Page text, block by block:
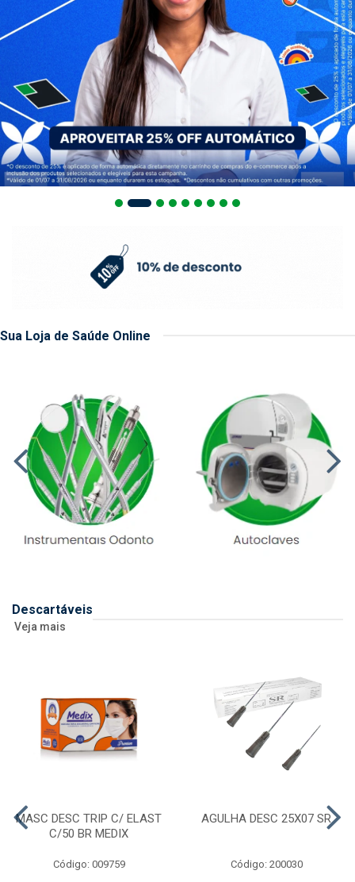
Sua Loja de Saúde Online
Descartáveis
Veja mais
MASC DESC TRIP C/ ELAST
C/50 BR MEDIX
Código: 009759
AGULHA DESC 25X07 SR
Código: 200030